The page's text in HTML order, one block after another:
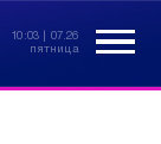
10:03 | 07.26
пятница